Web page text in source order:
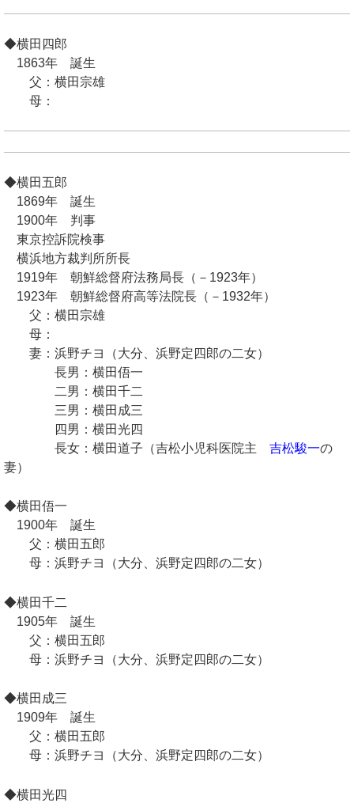
◆横田四郎
1863年 誕生
父：横田宗雄
母：
◆横田五郎
1869年 誕生
1900年 判事
東京控訴院検事
横浜地方裁判所所長
1919年 朝鮮総督府法務局長（－1923年）
1923年 朝鮮総督府高等法院長（－1932年）
父：横田宗雄
母：
妻：浜野チヨ（大分、浜野定四郎の二女）
長男：横田俉一
二男：横田千二
三男：横田成三
四男：横田光四
長女：横田道子（吉松小児科医院主 吉松駿一の
妻）
◆横田俉一
1900年 誕生
父：横田五郎
母：浜野チヨ（大分、浜野定四郎の二女）
◆横田千二
1905年 誕生
父：横田五郎
母：浜野チヨ（大分、浜野定四郎の二女）
◆横田成三
1909年 誕生
父：横田五郎
母：浜野チヨ（大分、浜野定四郎の二女）
◆横田光四